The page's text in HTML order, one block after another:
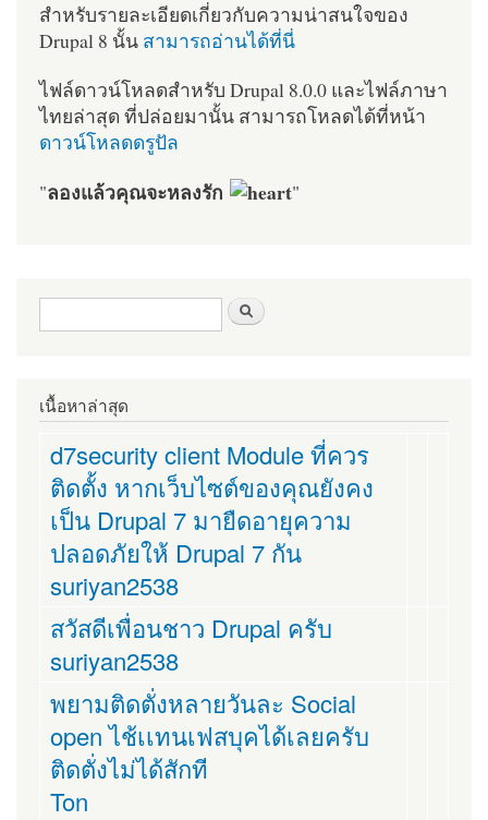
สำหรับรายละเอียดเกี่ยวกับความน่าสนใจของ
Drupal 8 นั้น สามารถอ่านได้ที่นี่
ไฟล์ดาวน์โหลดสำหรับ Drupal 8.0.0 และไฟล์ภาษา
ไทยล่าสุด ที่ปล่อยมานั้น สามารถโหลดได้ที่หน้า
ดาวน์โหลดดรูปัล
"ลองแล้วคุณจะหลงรัก "
ฟอร์มค้นหา
เนื้อหาล่าสุด
d7security client Module ที่ควร
ติดตั้ง หากเว็บไซต์ของคุณยังคง
เป็น Drupal 7 มายืดอายุความ
ปลอดภัยให้ Drupal 7 กัน
suriyan2538
สวัสดีเพื่อนชาว Drupal ครับ
suriyan2538
พยามติดตั่งหลายวันละ Social
open ไช้เเทนเฟสบุคได้เลยครับ
ติดตั่งไม่ได้สักที
Ton